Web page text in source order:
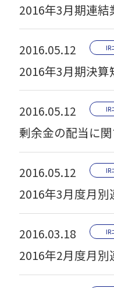
2016年3月期連結
2016.05.12 IR
2016年3月期決算
2016.05.12 IR
剰余金の配当に
2016.05.12 IR
2016年3月度月
2016.03.18 IR
2016年2月度月